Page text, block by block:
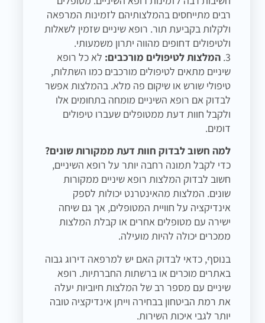
רבים מתייחסים בהמלצותיהם לזמינות המרפאה
ולקלות בקביעת תור. רופא שיניים שזמין לשאלות
ולטיפולים דחופים מהווה יתרון משמעותי.
3. המלצות לטיפולים מורכבים: לא כל רופא
שיניים מתאים לטיפולים מורכבים כמו השתלות,
טיפולי שורש או שיקום פה מלא. בהמלצות אפשר
לבדוק אם רופא השיניים מומחה בתחומים אלו
ולקבל חוות דעת ממטופלים שעברו טיפולים
דומים.
למה חשוב לבדוק חוות דעת ממקורות שונים?
כדי לקבל תמונה רחבה יותר על רופא השיניים,
חשוב לבדוק המלצות רופא שיניים ממקורות
שונים. המלצות מהאינטרנט יכולות לספק
אינדיקציה על חוויית המטופלים, אך גם שיחה
ישירה עם מטופלים אחרים או קבלת המלצות
ממכרים יכולה להיות מועילה.
בנוסף, כדאי לבדוק האם יש למרפאה דירוג גבוה
באתרים מוכרים או ברשתות החברתיות. רופא
שיניים עם מספר רב של המלצות חיוביות יעלה
את רמת הביטחון בבחירה וייתן אינדיקציה טובה
יותר לגבי איכות השירות.